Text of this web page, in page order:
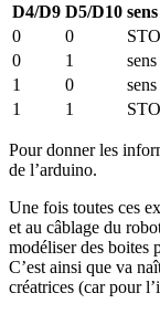
D4/D9 D5/D10
0
0
0
1
1
0
1
1
Pour donner les
de l’arduino.
Une fois toutes ces
et au câblage du
modéliser des boites
C’est ainsi que va
créatrices (car pour